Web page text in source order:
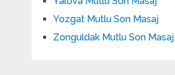
Yozgat Mutlu Son Masaj
Zonguldak Mutlu Son Masaj